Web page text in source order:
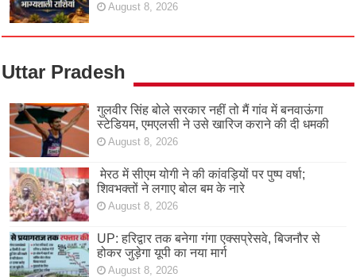
August 8, 2026
Uttar Pradesh
गुलवीर सिंह बोले सरकार नहीं तो मैं गांव में बनवाऊंगा
स्टेडियम, एमएलसी ने उसे खारिज कराने की दी धमकी
August 8, 2026
मेरठ में सीएम योगी ने की कांवड़ियों पर पुष्प वर्षा;
शिवभक्तों ने लगाए बोल बम के नारे
August 8, 2026
UP: हरिद्वार तक बनेगा गंगा एक्सप्रेसवे, बिजनौर से
होकर जुड़ेगा यूपी का नया मार्ग
August 8, 2026